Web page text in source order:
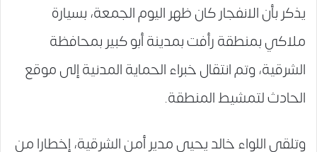
يذكر بأن الانفجار كان ظهر اليوم الجمعة، بسيارة
ملاكي بمنطقة رأفت بمدينة أبو كبير بمحافظة
الشرقية، وتم انتقال خبراء الحماية المدنية إلى موقع
الحادث لتمشيط المنطقة.
وتلقى اللواء خالد يحيي مدير أمن الشرقية، إخطارا من